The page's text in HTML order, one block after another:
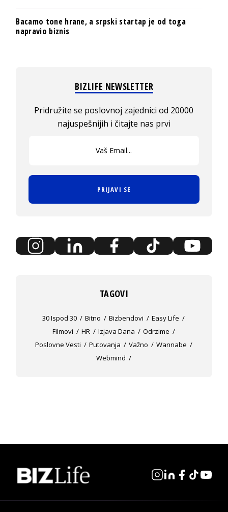
Bacamo tone hrane, a srpski startap je od toga
napravio biznis
BIZLIFE NEWSLETTER
Pridružite se poslovnoj zajednici od 20000
najuspešnijih i čitajte nas prvi
PRIJAVI SE
TAGOVI
30 Ispod 30 Bitno Bizbendovi
Easy Life
Filmovi
HR Izjava Dana
Odrzime
Poslovne Vesti
Putovanja Važno
Wannabe
Webmind